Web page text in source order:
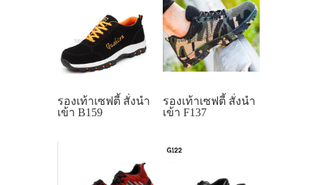
รองเท้าเซฟตี้ สั่งนำ
เข้า B159
รองเท้าเซฟตี้ สั่งนำ
เข้า F137